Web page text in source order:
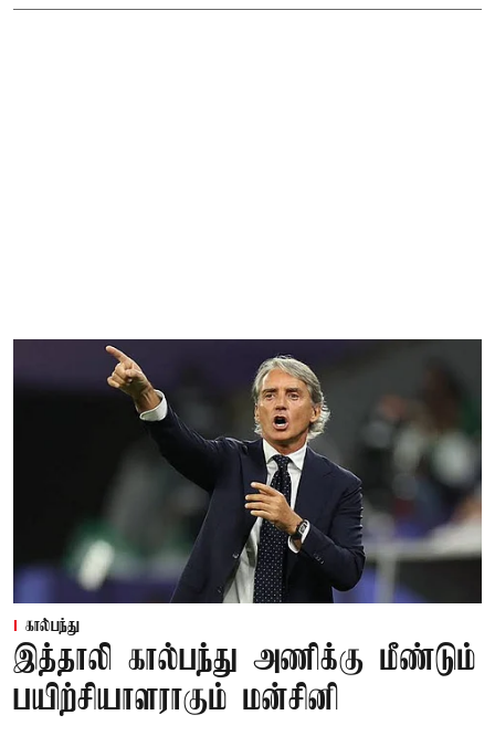
கால்பந்து
இத்தாலி கால்பந்து அணிக்கு மீண்டும்
பயிற்சியாளராகும் மன்சினி